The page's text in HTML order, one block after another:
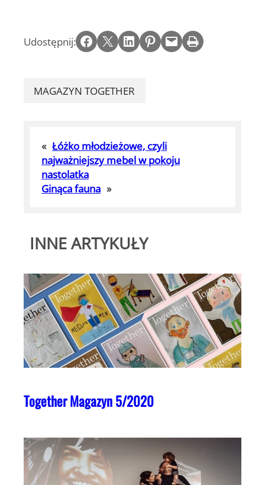
Udostępnij: Share on Facebook Email this Page Share on LinkedIn Share on Pinterest Email this Page Print this Page
MAGAZYN TOGETHER
« Łóżko młodzieżowe, czyli
najważniejszy mebel w pokoju
nastolatka
Ginąca fauna »
INNE ARTYKUŁY
Together Magazyn 5/2020